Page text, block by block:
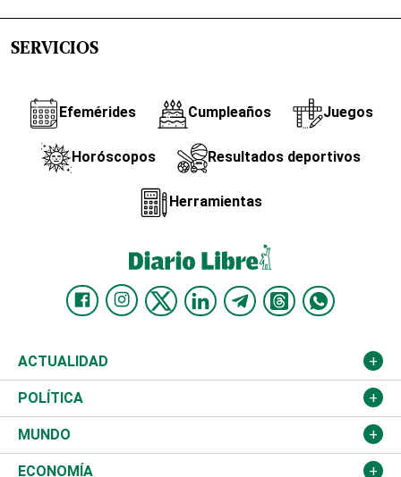
SERVICIOS
Efemérides Cumpleaños Juegos
Horóscopos Resultados deportivos
Herramientas
ACTUALIDAD
Nacional
Ciudad
Educación
POLÍTICA
Partidos
JCE
MUNDO
Estados Unidos
ECONOMÍA